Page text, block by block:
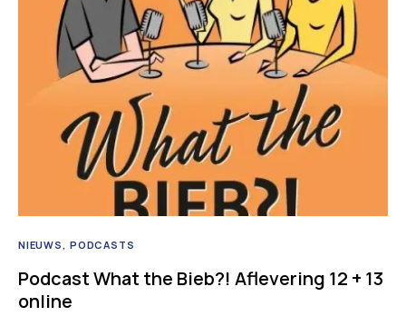
NIEUWS PODCASTS
Podcast What the Bieb?! Aflevering 12 + 13
online